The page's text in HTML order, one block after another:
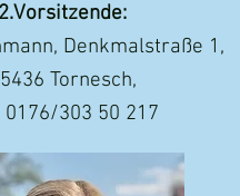
2.Vorsitzende:
Denkmalstraße 1,
Tornesch,
0176/303 50 217